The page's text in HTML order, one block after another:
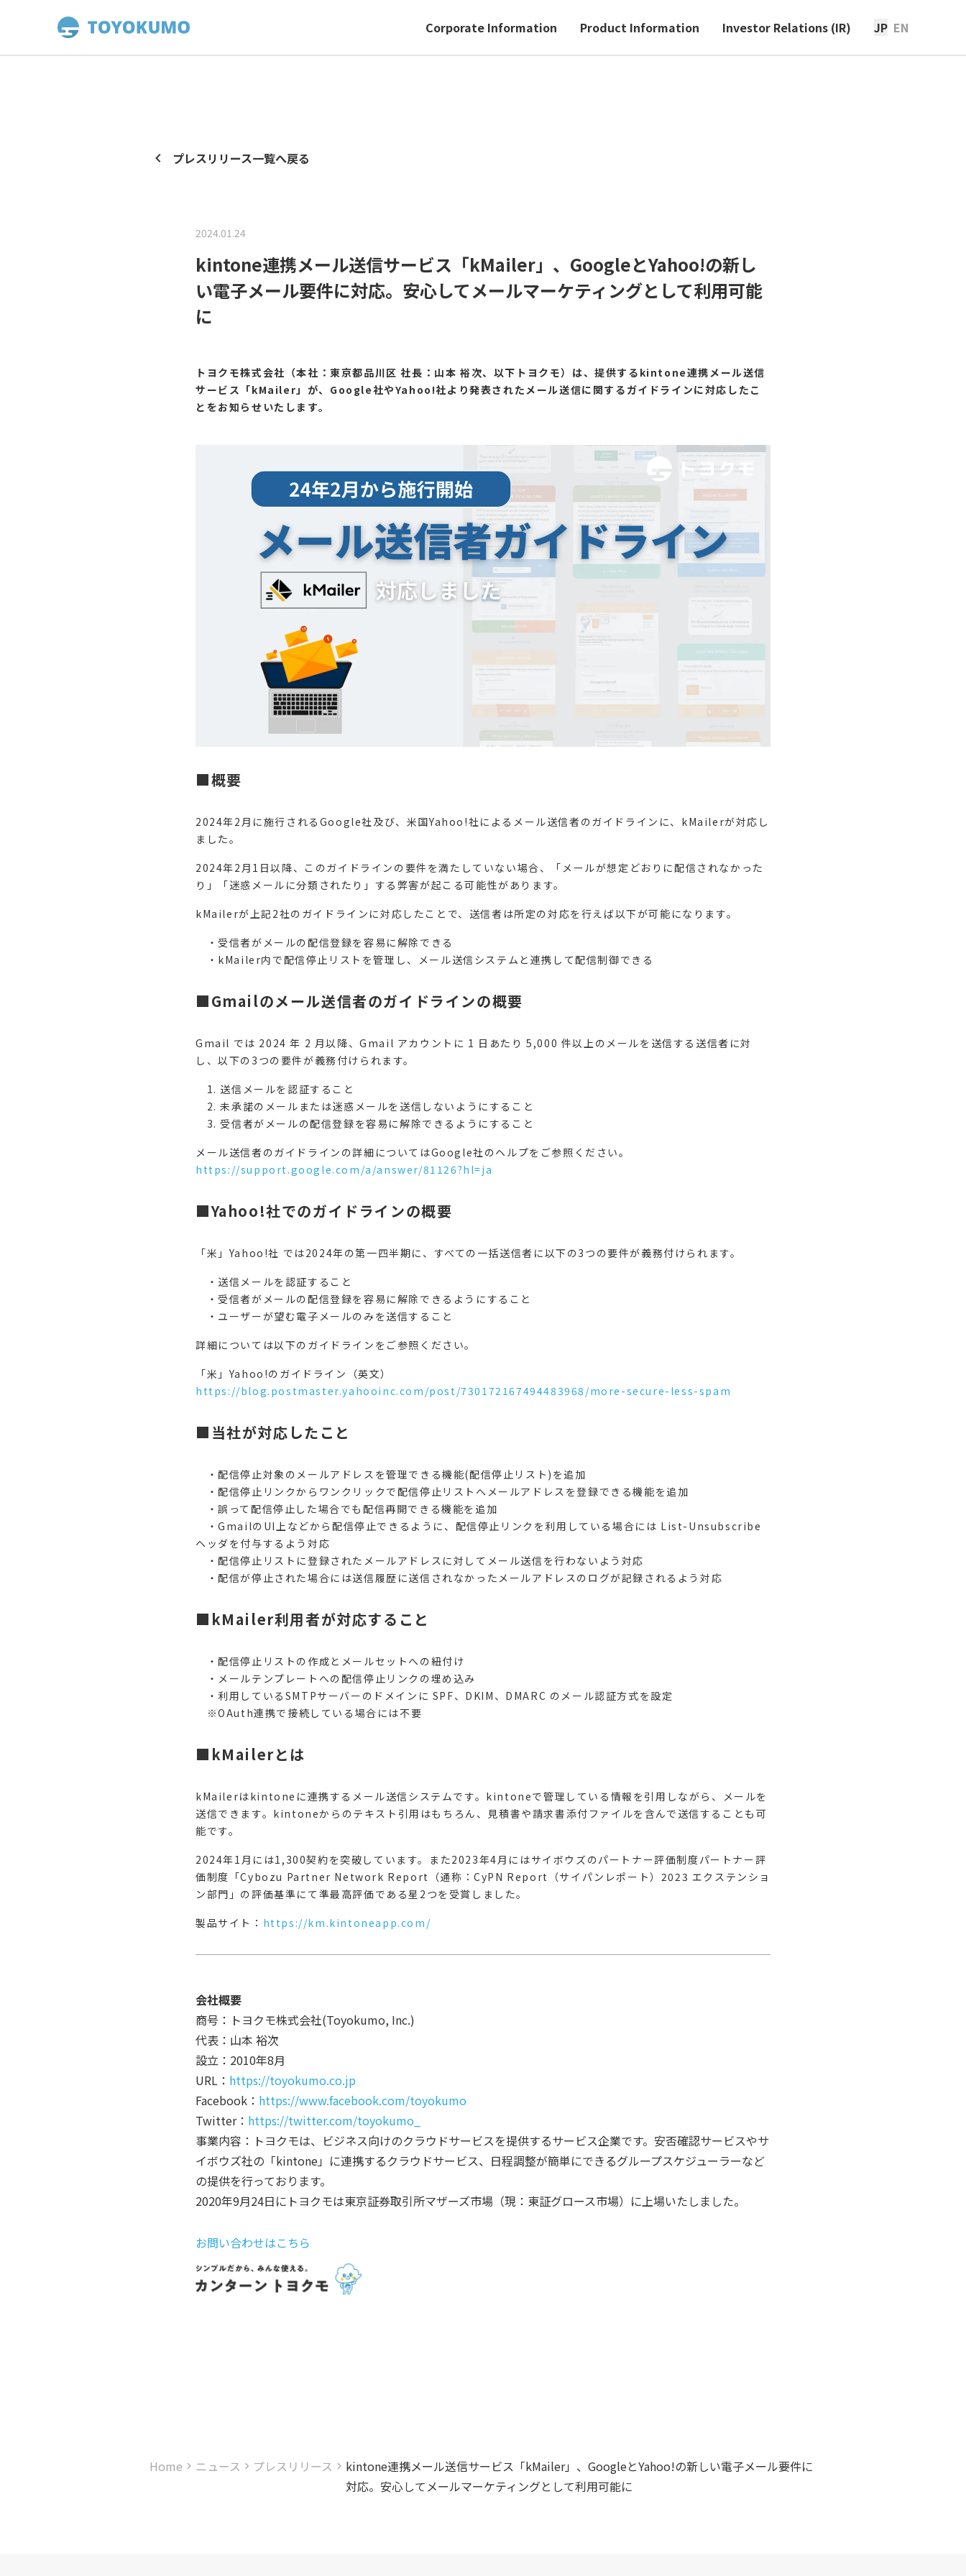
Corporate Information Product Information Investor Relations (IR) JP EN
プレスリリース一覧へ戻る
2024.01.24
kintone連携メール送信サービス「kMailer」、GoogleとYahoo!の新し
い電子メール要件に対応。安心してメールマーケティングとして利用可能
に
トヨクモ株式会社（本社：東京都品川区 社長：山本 裕次、以下トヨクモ）は、提供するkintone連携メール送信
サービス「kMailer」が、Google社やYahoo!社より発表されたメール送信に関するガイドラインに対応したこ
とをお知らせいたします。
■概要
2024年2月に施行されるGoogle社及び、米国Yahoo!社によるメール送信者のガイドラインに、kMailerが対応し
ました。
2024年2月1日以降、このガイドラインの要件を満たしていない場合、「メールが想定どおりに配信されなかった
り」「迷惑メールに分類されたり」する弊害が起こる可能性があります。
kMailerが上記2社のガイドラインに対応したことで、送信者は所定の対応を行えば以下が可能になります。
・受信者がメールの配信登録を容易に解除できる
・kMailer内で配信停止リストを管理し、メール送信システムと連携して配信制御できる
■Gmailのメール送信者のガイドラインの概要
Gmail では 2024 年 2 月以降、Gmail アカウントに 1 日あたり 5,000 件以上のメールを送信する送信者に対
し、以下の3つの要件が義務付けられます。
1. 送信メールを認証すること
2. 未承諾のメールまたは迷惑メールを送信しないようにすること
3. 受信者がメールの配信登録を容易に解除できるようにすること
メール送信者のガイドラインの詳細についてはGoogle社のヘルプをご参照ください。
https://support.google.com/a/answer/81126?hl=ja
■Yahoo!社でのガイドラインの概要
「米」Yahoo!社 では2024年の第一四半期に、すべての一括送信者に以下の3つの要件が義務付けられます。
・送信メールを認証すること
・受信者がメールの配信登録を容易に解除できるようにすること
・ユーザーが望む電子メールのみを送信すること
詳細については以下のガイドラインをご参照ください。
「米」Yahoo!のガイドライン（英文）
https://blog.postmaster.yahooinc.com/post/730172167494483968/more-secure-less-spam
■当社が対応したこと
・配信停止対象のメールアドレスを管理できる機能(配信停止リスト)を追加
・配信停止リンクからワンクリックで配信停止リストへメールアドレスを登録できる機能を追加
・誤って配信停止した場合でも配信再開できる機能を追加
・GmailのUI上などから配信停止できるように、配信停止リンクを利用している場合には List-Unsubscribe
ヘッダを付与するよう対応
・配信停止リストに登録されたメールアドレスに対してメール送信を行わないよう対応
・配信が停止された場合には送信履歴に送信されなかったメールアドレスのログが記録されるよう対応
■kMailer利用者が対応すること
・配信停止リストの作成とメールセットへの紐付け
・メールテンプレートへの配信停止リンクの埋め込み
・利用しているSMTPサーバーのドメインに SPF、DKIM、DMARC のメール認証方式を設定
※OAuth連携で接続している場合には不要
■kMailerとは
kMailerはkintoneに連携するメール送信システムです。kintoneで管理している情報を引用しながら、メールを
送信できます。kintoneからのテキスト引用はもちろん、見積書や請求書添付ファイルを含んで送信することも可
能です。
2024年1月には1,300契約を突破しています。また2023年4月にはサイボウズのパートナー評価制度パートナー評
価制度「Cybozu Partner Network Report（通称：CyPN Report（サイパンレポート）2023 エクステンショ
ン部門」の評価基準にて準最高評価である星2つを受賞しました。
製品サイト： https://km.kintoneapp.com/
会社概要
商号：トヨクモ株式会社(Toyokumo, Inc.)
代表：山本 裕次
設立：2010年8月
URL： https://toyokumo.co.jp
Facebook： https://www.facebook.com/toyokumo
Twitter： https://twitter.com/toyokumo_
事業内容：トヨクモは、ビジネス向けのクラウドサービスを提供するサービス企業です。安否確認サービスやサ
イボウズ社の「kintone」に連携するクラウドサービス、日程調整が簡単にできるグループスケジューラーなど
の提供を行っております。
2020年9月24日にトヨクモは東京証券取引所マザーズ市場（現：東証グロース市場）に上場いたしました。
お問い合わせはこちら
Home ニュース プレスリリース
kintone連携メール送信サービス「kMailer」、GoogleとYahoo!の新しい電子メール要件に
対応。安心してメールマーケティングとして利用可能に